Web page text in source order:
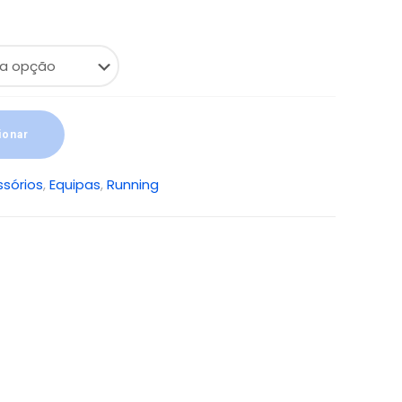
,Equipas,Running